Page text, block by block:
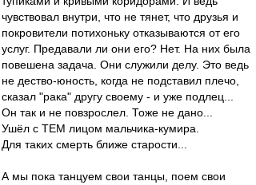
чувствовал внутри, что не тянет, что друзья и
покровители потихоньку отказываются от его
услуг. Предавали ли они его? Нет. На них была
повешена задача. Они служили делу. Это ведь
не дество-юность, когда не подставил плечо,
сказал "рака" другу своему - и уже подлец...
Он так и не повзрослел. Тоже не дано...
Ушёл с ТЕМ лицом мальчика-кумира.
Для таких смерть ближе старости...
А мы пока танцуем свои танцы, поем свои